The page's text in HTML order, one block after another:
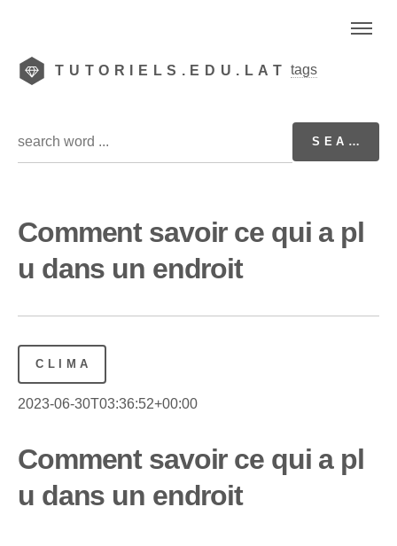
TUTORIELS.EDU.LAT tags
Comment savoir ce qui a pl
u dans un endroit
CLIMA
2023-06-30T03:36:52+00:00
Comment savoir ce qui a pl
u dans un endroit